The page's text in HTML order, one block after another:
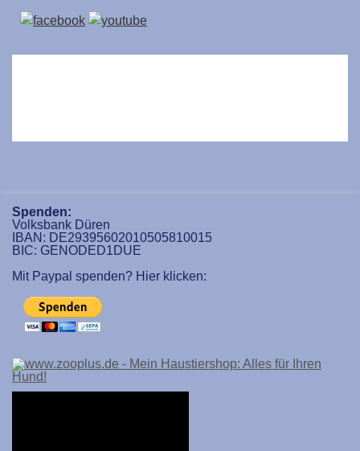
Spenden:
Volksbank Düren
IBAN: DE29395602010505810015
BIC: GENODED1DUE
Mit Paypal spenden? Hier klicken: